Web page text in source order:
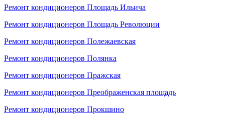
Ремонт кондиционеров Площадь Ильича
Ремонт кондиционеров Площадь Революции
Ремонт кондиционеров Полежаевская
Ремонт кондиционеров Полянка
Ремонт кондиционеров Пражская
Ремонт кондиционеров Преображенская площадь
Ремонт кондиционеров Прокшино